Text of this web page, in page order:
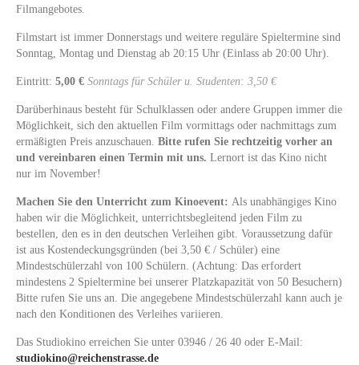
Filmangebotes.
Filmstart ist immer Donnerstags und weitere reguläre Spieltermine sind
Sonntag, Montag und Dienstag ab 20:15 Uhr (Einlass ab 20:00 Uhr).
Eintritt: 5,00 € Sonntags für Schüler u. Studenten: 3,50 €
Darüberhinaus besteht für Schulklassen oder andere Gruppen immer die
Möglichkeit, sich den aktuellen Film vormittags oder nachmittags zum
ermäßigten Preis anzuschauen. Bitte rufen Sie rechtzeitig vorher an
und vereinbaren einen Termin mit uns. Lernort ist das Kino nicht
nur im November!
Machen Sie den Unterricht zum Kinoevent: Als unabhängiges Kino
haben wir die Möglichkeit, unterrichtsbegleitend jeden Film zu
bestellen, den es in den deutschen Verleihen gibt. Voraussetzung dafür
ist aus Kostendeckungsgründen (bei 3,50 € / Schüler) eine
Mindestschülerzahl von 100 Schülern. (Achtung: Das erfordert
mindestens 2 Spieltermine bei unserer Platzkapazität von 50 Besuchern)
Bitte rufen Sie uns an. Die angegebene Mindestschülerzahl kann auch je
nach den Konditionen des Verleihes variieren.
Das Studiokino erreichen Sie unter 03946 / 26 40 oder E-Mail:
studiokino@reichenstrasse.de